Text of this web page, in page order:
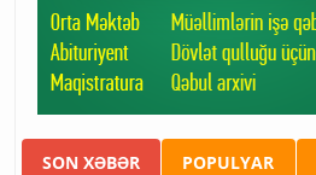
SON XƏBƏR POPULYAR